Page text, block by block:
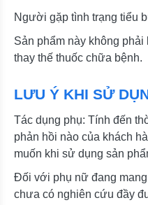
Người gặp tình trạng tiểu
Sản phẩm này không
thay thế thuốc chữa bệnh.
LƯU Ý KHI SỬ
Tác dụng phụ: Tính đến
phản hồi nào của khách
muốn khi sử dụng sản
Đối với phụ nữ đang
chưa có nghiên cứu đầy